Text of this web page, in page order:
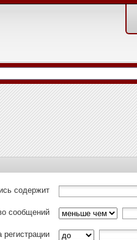
содержит
сообщений
регистрации